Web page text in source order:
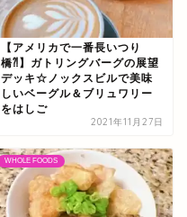
【アメリカで一番長いつり
橋⁈】ガトリングバーグの展望
デッキ☆ノックスビルで美味
しいベーグル＆ブリュワリー
をはしご
2021年11月27日
WHOLE FOODS